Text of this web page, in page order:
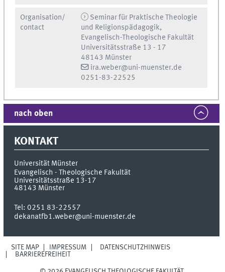
Organisation/
contact
Seminar für Praktische Theologie
und Religionspädagogik,
Evangelisch-Theologische Fakultät
Universitätsstraße 13 - 17
48143 Münster
ira.weber@uni-muenster.de
0251-83-22525
nach oben
KONTAKT
Universität Münster
Evangelisch - Theologische Fakultät
Universitätsstraße 13-17
48143 Münster
Tel:0251 83-22557
dekanatfb1.weber@uni-muenster.de
SITE MAP IMPRESSUM
DATENSCHUTZHINWEIS
BARRIEREFREIHEIT